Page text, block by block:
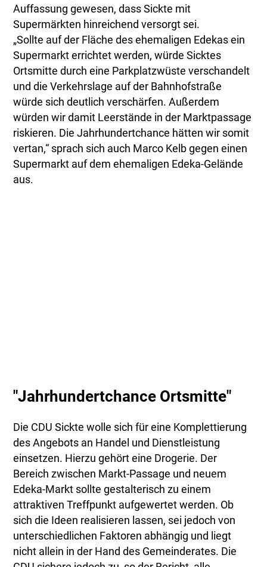
Auffassung gewesen, dass Sickte mit
Supermärkten hinreichend versorgt sei.
„Sollte auf der Fläche des ehemaligen Edekas ein
Supermarkt errichtet werden, würde Sicktes
Ortsmitte durch eine Parkplatzwüste verschandelt
und die Verkehrslage auf der Bahnhofstraße
würde sich deutlich verschärfen. Außerdem
würden wir damit Leerstände in der Marktpassage
riskieren. Die Jahrhundertchance hätten wir somit
vertan,“ sprach sich auch Marco Kelb gegen einen
Supermarkt auf dem ehemaligen Edeka-Gelände
aus.
"Jahrhundertchance Ortsmitte"
Die CDU Sickte wolle sich für eine Komplettierung
des Angebots an Handel und Dienstleistung
einsetzen. Hierzu gehört eine Drogerie. Der
Bereich zwischen Markt-Passage und neuem
Edeka-Markt sollte gestalterisch zu einem
attraktiven Treffpunkt aufgewertet werden. Ob
sich die Ideen realisieren lassen, sei jedoch von
unterschiedlichen Faktoren abhängig und liegt
nicht allein in der Hand des Gemeinderates. Die